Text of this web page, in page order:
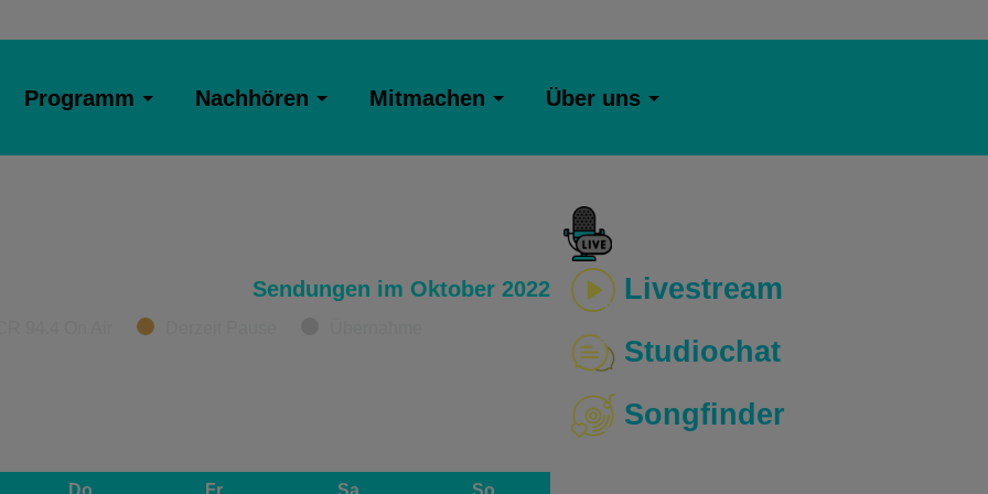
Programm Nachhören Mitmachen Über uns
Sendungen im Oktober 2022
Livestream
Studiochat
Songfinder